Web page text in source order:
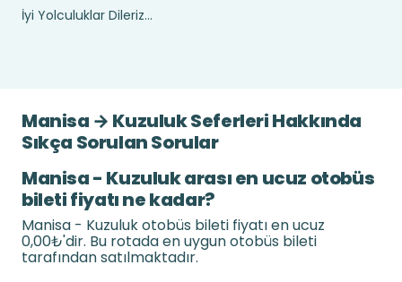
İyi Yolculuklar Dileriz...
Manisa → Kuzuluk Seferleri Hakkında
Sıkça Sorulan Sorular
Manisa - Kuzuluk arası en ucuz otobüs
bileti fiyatı ne kadar?
Manisa - Kuzuluk otobüs bileti fiyatı en ucuz
0,00₺'dir. Bu rotada en uygun otobüs bileti
tarafından satılmaktadır.